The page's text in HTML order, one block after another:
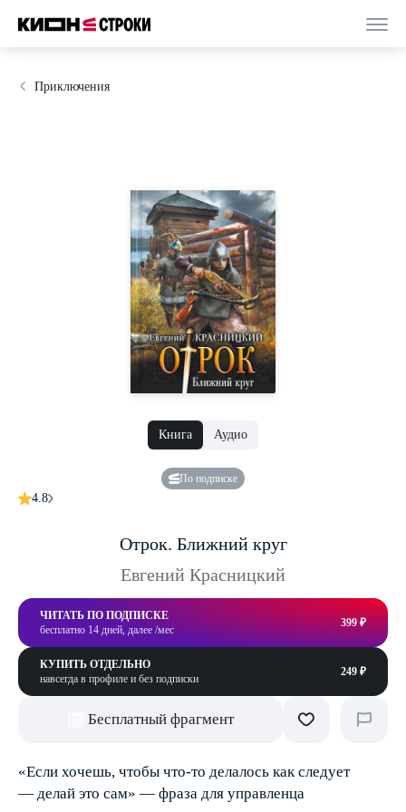
Приключения
Книга Аудио
По подписке
4.8
Отрок. Ближний круг
Евгений Красницкий
ЧИТАТЬ ПО ПОДПИСКЕ
бесплатно 14 дней, далее /мес
399 ₽
КУПИТЬ ОТДЕЛЬНО
навсегда в профиле и без подписки
249 ₽
Бесплатный фрагмент
«Если хочешь, чтобы что-то делалось как следует
— делай это сам» — фраза для управленца